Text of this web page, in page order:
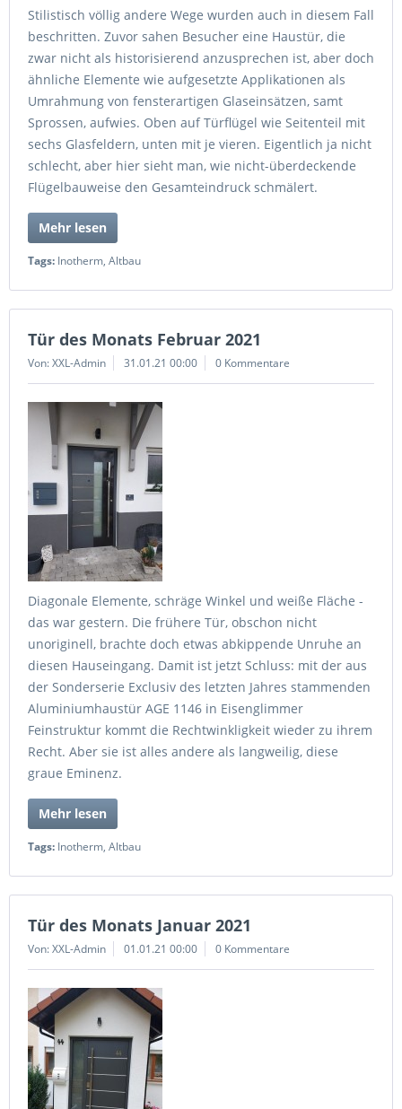
Stilistisch völlig andere Wege wurden auch in diesem Fall
beschritten. Zuvor sahen Besucher eine Haustür, die
zwar nicht als historisierend anzusprechen ist, aber doch
ähnliche Elemente wie aufgesetzte Applikationen als
Umrahmung von fensterartigen Glaseinsätzen, samt
Sprossen, aufwies. Oben auf Türflügel wie Seitenteil mit
sechs Glasfeldern, unten mit je vieren. Eigentlich ja nicht
schlecht, aber hier sieht man, wie nicht-überdeckende
Flügelbauweise den Gesamteindruck schmälert.
Mehr lesen
Tags: Inotherm, Altbau
Tür des Monats Februar 2021
Von: XXL-Admin 31.01.21 00:00 0 Kommentare
Diagonale Elemente, schräge Winkel und weiße Fläche -
das war gestern. Die frühere Tür, obschon nicht
unoriginell, brachte doch etwas abkippende Unruhe an
diesen Hauseingang. Damit ist jetzt Schluss: mit der aus
der Sonderserie Exclusiv des letzten Jahres stammenden
Aluminiumhaustür AGE 1146 in Eisenglimmer
Feinstruktur kommt die Rechtwinkligkeit wieder zu ihrem
Recht. Aber sie ist alles andere als langweilig, diese
graue Eminenz.
Mehr lesen
Tags: Inotherm, Altbau
Tür des Monats Januar 2021
Von: XXL-Admin 01.01.21 00:00 0 Kommentare